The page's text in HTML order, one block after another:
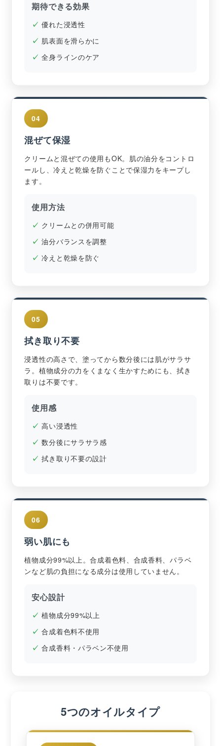
期待できる効果
優れた浸透性
肌表面を滑らかに
全身ラインのケア
04
混ぜて保湿
クリームと混ぜての使用もOK。肌の油分をコントロ
ールし、冷えと乾燥を防ぐことで保湿力をキープし
ます。
使用方法
クリームとの併用可能
油分バランスを調整
冷えと乾燥を防ぐ
05
拭き取り不要
浸透性の高さで、塗ってから数分後には肌がサラサ
ラ。植物成分の力をくまなく生かすためにも、拭き
取りは不要です。
使用感
高い浸透性
数分後にサラサラ感
拭き取り不要の設計
06
弱い肌にも
植物成分99%以上。合成着色料、合成香料、パラベ
ンなど肌の負担になる成分は使用していません。
安心設計
植物成分99%以上
合成着色料不使用
合成香料・パラベン不使用
5つのオイルタイプ